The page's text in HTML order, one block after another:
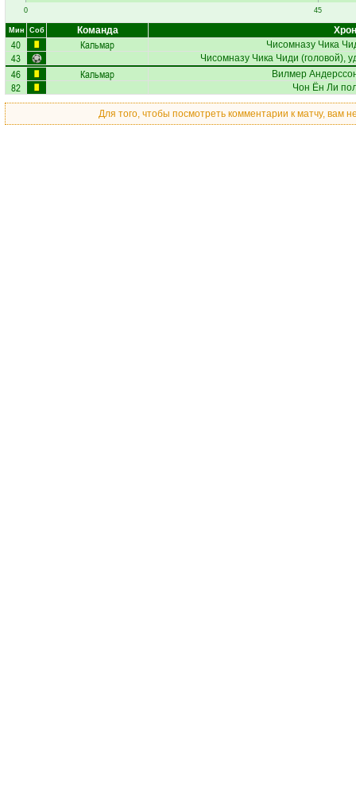
0 45
Мин Соб Команда
40 Кальмар Чисомназу Чика
43 Чисомназу Чика Чиди (головой),
46 Кальмар Вилмер
82 Чон Ён Ли
Для того, чтобы посмотреть комментарии к матчу, вам